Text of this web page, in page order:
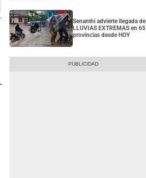
Senamhi advierte llegada de
LLUVIAS EXTREMAS en 65
provincias desde HOY